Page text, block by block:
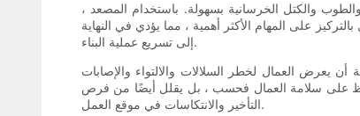
والكتل الخرسانية بسهولة. باستخدام المصعد ،
على المهام الأكثر أهمية ، مما يؤدي في النهاية
إلى تسريع عملية البناء.
أن يعرض العمال لخطر السلالات والالتواء والإصابات
على سلامة العمال فحسب ، بل يقلل أيضًا من فرص
التأخير والانتكاسات في موقع العمل.